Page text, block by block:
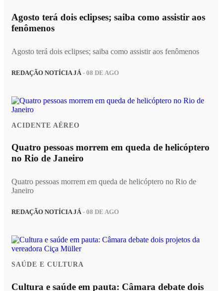
Agosto terá dois eclipses; saiba como assistir aos
fenômenos
Agosto terá dois eclipses; saiba como assistir aos fenômenos
REDAÇÃO NOTÍCIA JÁ - 08 DE AGO
ACIDENTE AÉREO
Quatro pessoas morrem em queda de helicóptero
no Rio de Janeiro
Quatro pessoas morrem em queda de helicóptero no Rio de
Janeiro
REDAÇÃO NOTÍCIA JÁ- 08 DE AGO
SAÚDE E CULTURA
Cultura e saúde em pauta: Câmara debate dois